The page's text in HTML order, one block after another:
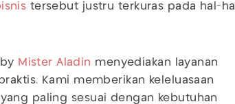
tersebut justru terkuras pada hal-hal
by Mister Aladin menyediakan layanan
Kami memberikan keleluasaan
paling sesuai dengan kebutuhan